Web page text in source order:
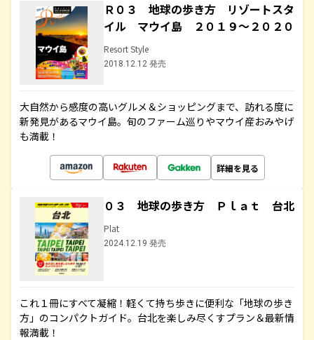
Ｒ０３ 地球の歩き方 リゾートスタ
イル マウイ島 ２０１９～２０２０
Resort Style
2018.12.12 発売
大自然から感度の高いグルメ＆ショッピングまで、訪れる度に
新発見があるマウイ島。旬のファーム巡りやマウイ産おみやげ
も満載！
詳細を見る
０３ 地球の歩き方 Ｐｌａｔ 台北
Plat
2024.12.19 発売
これ１冊にすべて凝縮！軽くて持ち歩きに便利な「地球の歩き
方」のコンパクトガイド。台北を楽しみ尽くすプラン＆最新情
報満載！